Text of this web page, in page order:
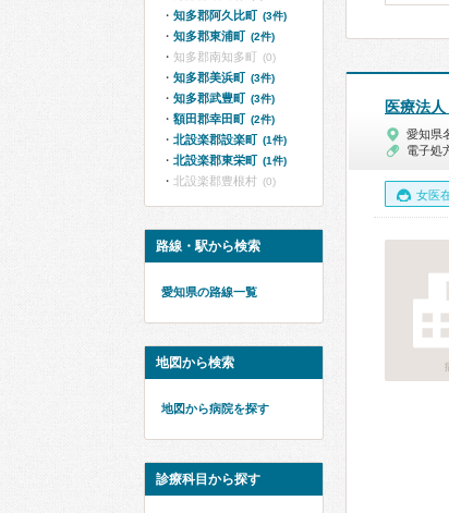
医療法
愛知県
電子処
女医
知多郡阿久比町 (3件)
知多郡東浦町 (2件)
知多郡南知多町 (0)
知多郡美浜町 (3件)
知多郡武豊町 (3件)
額田郡幸田町 (2件)
北設楽郡設楽町 (1件)
北設楽郡東栄町 (1件)
北設楽郡豊根村 (0)
路線・駅から検索
愛知県の路線一覧
地図から検索
地図から病院を探す
診療科目から探す